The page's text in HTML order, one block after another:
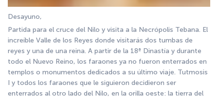
Desayuno,
Partida para el cruce del Nilo y visita a la Necrópolis Tebana. El
increíble Valle de los Reyes donde visitarás dos tumbas de
reyes y una de una reina. A partir de la 18ª Dinastía y durante
todo el Nuevo Reino, los faraones ya no fueron enterrados en
templos o monumentos dedicados a su último viaje. Tutmosis
I y todos los faraones que le siguieron decidieron ser
enterrados al otro lado del Nilo, en la orilla oeste: la tierra del